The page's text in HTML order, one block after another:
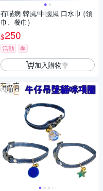
有喵病 韓風/中國風 口水巾 (領
巾、餐巾)
$250
活動 券
加入購物車